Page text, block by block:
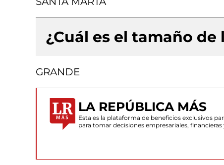
¿Cuál es el tamaño de
GRANDE
LA REPÚBLICA MÁS
Esta es la plataforma de beneficios exclusivos
para tomar decisiones empresariales,